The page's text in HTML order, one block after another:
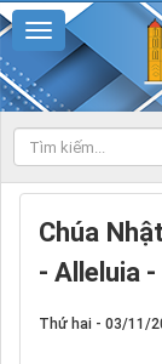
Chúa
- Alleluia -
Thứ hai - 03/11/